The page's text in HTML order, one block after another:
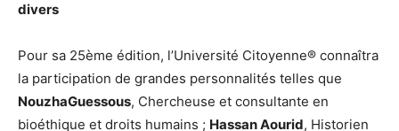
divers
Pour sa 25ème édition, l’Université Citoyenne® connaîtra
la participation de grandes personnalités telles que
NouzhaGuessous, Chercheuse et consultante en
bioéthique et droits humains ; Hassan Aourid, Historien